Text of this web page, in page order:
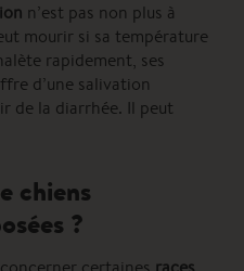
n’est pas non plus à
mourir si sa température
rapidement, ses
d’une salivation
de la diarrhée. Il peut
chiens
?